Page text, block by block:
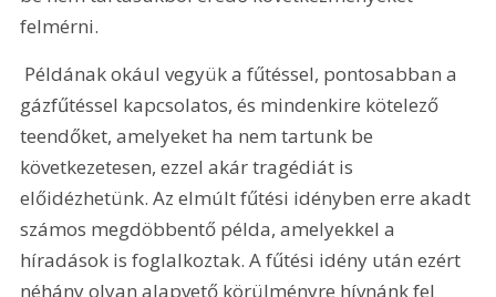
felmérni.
gázfűtéssel kapcsolatos, és mindenkire kötelező
teendőket, amelyeket ha nem tartunk be
következetesen, ezzel akár tragédiát is
előidézhetünk. Az elmúlt fűtési idényben erre akadt
számos megdöbbentő példa, amelyekkel a
híradások is foglalkoztak. A fűtési idény után ezért
néhány olyan alapvető körülményre hívnánk fel